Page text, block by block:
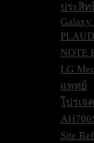
ประสิ
Galaxy
NOTE
LG
แพทย์
โปรเจ
Site